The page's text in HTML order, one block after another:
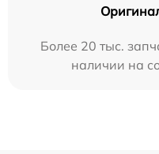
Более 20 тыс.
наличии на